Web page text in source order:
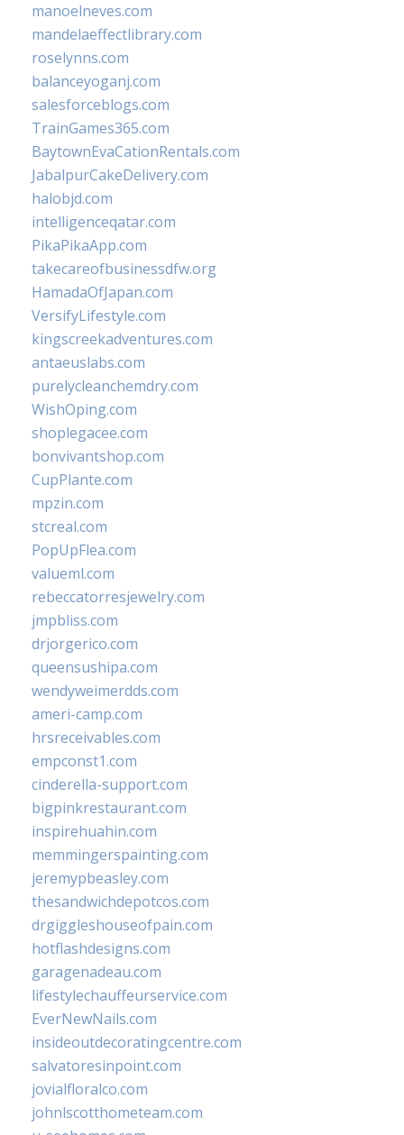
manoelneves.com
mandelaeffectlibrary.com
roselynns.com
balanceyoganj.com
salesforceblogs.com
TrainGames365.com
BaytownEvaCationRentals.com
JabalpurCakeDelivery.com
halobjd.com
intelligenceqatar.com
PikaPikaApp.com
takecareofbusinessdfw.org
HamadaOfJapan.com
VersifyLifestyle.com
kingscreekadventures.com
antaeuslabs.com
purelycleanchemdry.com
WishOping.com
shoplegacee.com
bonvivantshop.com
CupPlante.com
mpzin.com
stcreal.com
PopUpFlea.com
valueml.com
rebeccatorresjewelry.com
jmpbliss.com
drjorgerico.com
queensushipa.com
wendyweimerdds.com
ameri-camp.com
hrsreceivables.com
empconst1.com
cinderella-support.com
bigpinkrestaurant.com
inspirehuahin.com
memmingerspainting.com
jeremypbeasley.com
thesandwichdepotcos.com
drgiggleshouseofpain.com
hotflashdesigns.com
garagenadeau.com
lifestylechauffeurservice.com
EverNewNails.com
insideoutdecoratingcentre.com
salvatoresinpoint.com
jovialfloralco.com
johnlscotthometeam.com